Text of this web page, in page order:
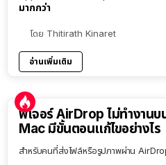
มากกว่า
โดย Thitirath Kinaret
อ่านเพิ่มเติม
ฟีเจอร์ AirDrop ไม่ทำงาน
Mac มีขั้นตอนแก้ไขอย่างไร
สำหรับคนที่ส่งไฟล์หรือรูปภาพผ่าน